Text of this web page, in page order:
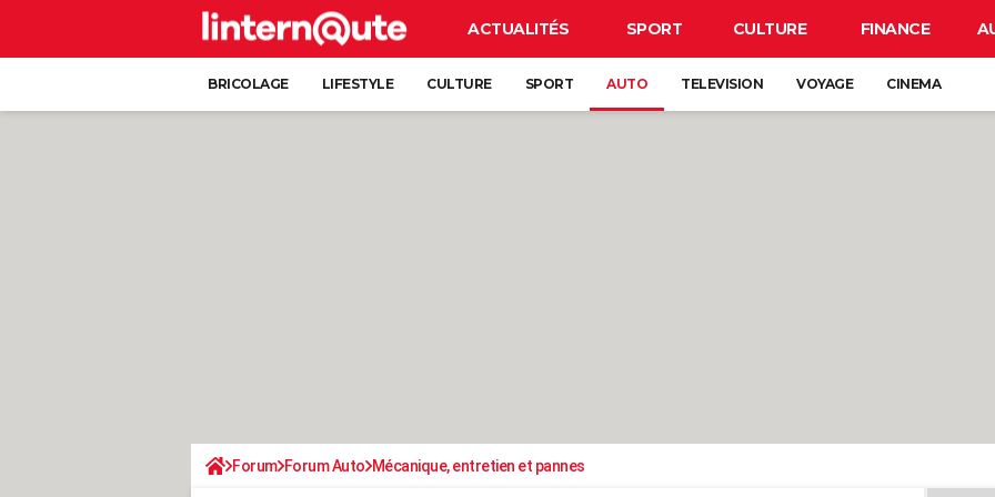
ACTUALITÉS SPORT CULTURE FINANCE
BRICOLAGE LIFESTYLE CULTURE SPORT AUTO TELEVISION VOYAGE CINEMA
Forum Forum Auto Mécanique, entretien et pannes